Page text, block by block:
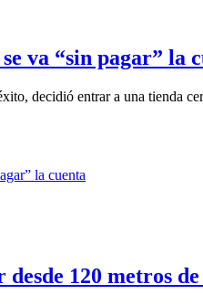
va “sin pagar” la
decidió entrar a una tienda
120 metros